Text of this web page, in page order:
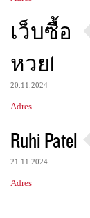
เว็บซื้อ
หวย1
20.11.2024
Adres
Ruhi Patel
21.11.2024
Adres